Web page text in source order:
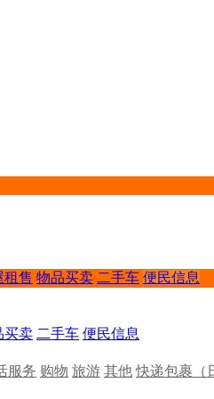
租售 物品买卖 二手车 便民信息
买卖 二手车 便民信息
服务 购物 旅游 其他 快递包裹（